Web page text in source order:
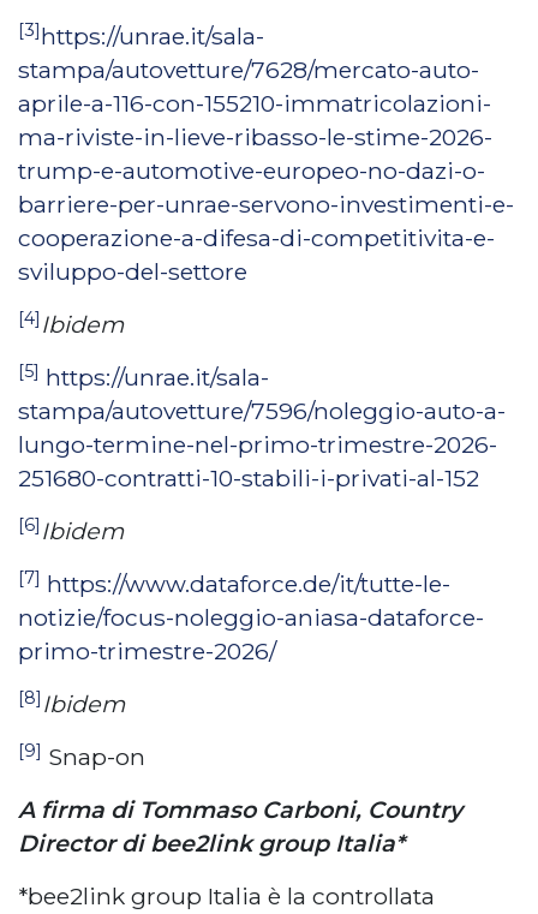
[3]https://unrae.it/sala-
stampa/autovetture/7628/mercato-auto-
aprile-a-116-con-155210-immatricolazioni-
ma-riviste-in-lieve-ribasso-le-stime-2026-
trump-e-automotive-europeo-no-dazi-o-
barriere-per-unrae-servono-investimenti-e-
cooperazione-a-difesa-di-competitivita-e-
sviluppo-del-settore
[4] Ibidem
[5] https://unrae.it/sala-
stampa/autovetture/7596/noleggio-auto-a-
lungo-termine-nel-primo-trimestre-2026-
251680-contratti-10-stabili-i-privati-al-152
[6] Ibidem
[7] https://www.dataforce.de/it/tutte-le-
notizie/focus-noleggio-aniasa-dataforce-
primo-trimestre-2026/
[8] Ibidem
[9] Snap-on
A firma di Tommaso Carboni, Country
Director di bee2link group Italia*
*bee2link group Italia è la controllata